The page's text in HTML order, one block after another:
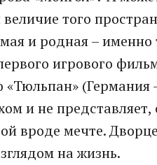
того
и родная –
игрового
«Тюльпан» (Германия
и не
вроде мечте.
на жизнь.